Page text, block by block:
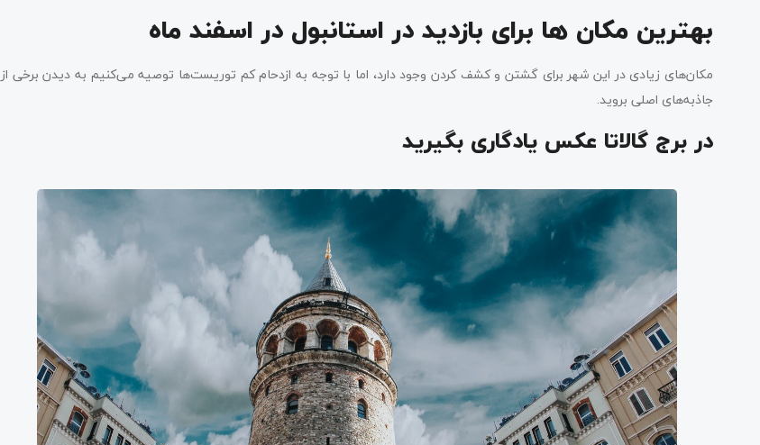
بهترین مکان ها برای بازدید در استانبول در اسفند ماه
مکان‌های زیادی در این شهر برای گشتن و کشف کردن وجود دارد، اما با توجه به ازدحام کم توریست‌ها توصیه می‌کنیم به دیدن برخی از
جاذبه‌های اصلی بروید.
در برج گالاتا عکس یادگاری بگیرید